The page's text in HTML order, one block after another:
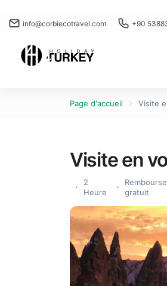
info@corbiecotravel.com +90
Page d'accueil Visite
Visite en
2
Heure
gratuit